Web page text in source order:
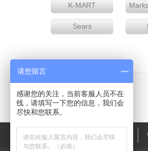
K-MART
Sears
精益生产 标准化体系
请您留言
感谢您的关注，当前客服人员不在
线，请填写一下您的信息，我们会
尽快和您联系。